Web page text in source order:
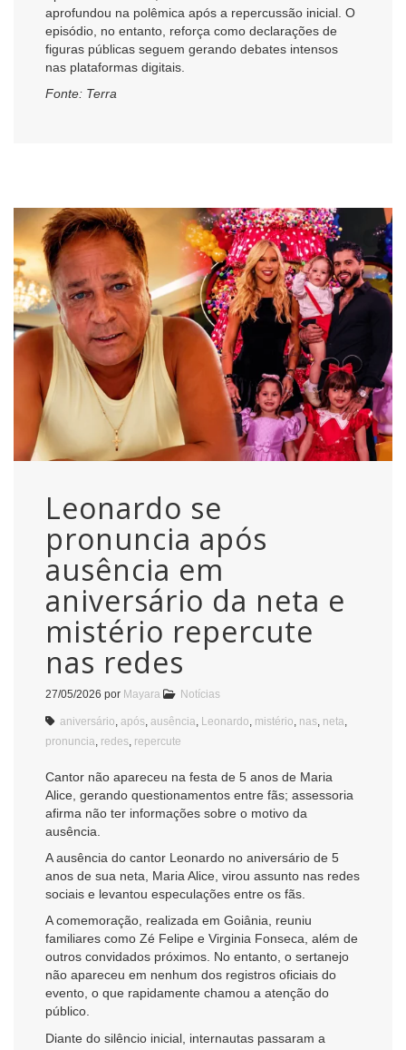
aprofundou na polêmica após a repercussão inicial. O
episódio, no entanto, reforça como declarações de
figuras públicas seguem gerando debates intensos
nas plataformas digitais.
Fonte: Terra
Leonardo se
pronuncia após
ausência em
aniversário da neta e
mistério repercute
nas redes
27/05/2026 por Mayara Notícias
aniversário após ausência Leonardo mistério nas neta
pronuncia redes repercute
Cantor não apareceu na festa de 5 anos de Maria
Alice, gerando questionamentos entre fãs; assessoria
afirma não ter informações sobre o motivo da
ausência.
A ausência do cantor Leonardo no aniversário de 5
anos de sua neta, Maria Alice, virou assunto nas redes
sociais e levantou especulações entre os fãs.
A comemoração, realizada em Goiânia, reuniu
familiares como Zé Felipe e Virginia Fonseca, além de
outros convidados próximos. No entanto, o sertanejo
não apareceu em nenhum dos registros oficiais do
evento, o que rapidamente chamou a atenção do
público.
Diante do silêncio inicial, internautas passaram a